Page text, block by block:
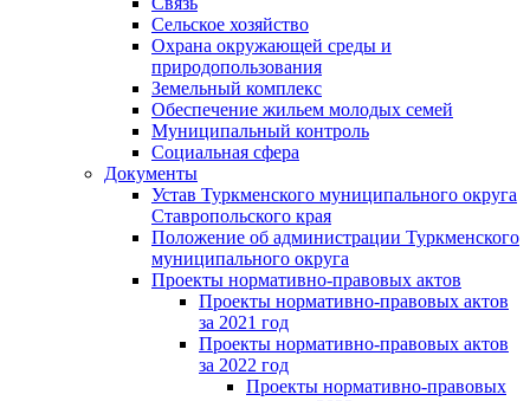
Сельское хозяйство
Охрана окружающей среды и
природопользования
Земельный комплекс
Обеспечение жильем молодых семей
Муниципальный контроль
Социальная сфера
Документы
Устав Туркменского муниципального округа
Ставропольского края
Положение об администрации Туркменского
муниципального округа
Проекты нормативно-правовых актов
Проекты нормативно-правовых актов
за 2021 год
Проекты нормативно-правовых актов
за 2022 год
Проекты нормативно-правовых